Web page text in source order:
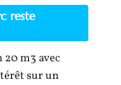
reste
m3 avec
sur un